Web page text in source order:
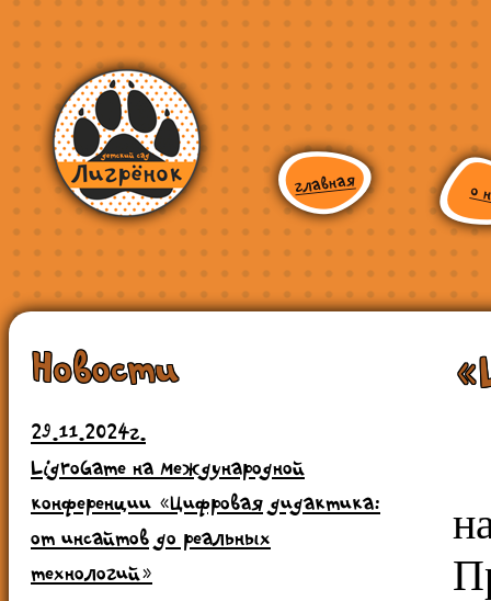
Новости
29.11.2024г.
LigroGame на международной
конференции «Цифровая дидактика:
от инсайтов до реальных
технологий»